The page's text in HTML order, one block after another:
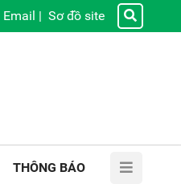
Email | Sơ đồ site
THÔNG BÁO